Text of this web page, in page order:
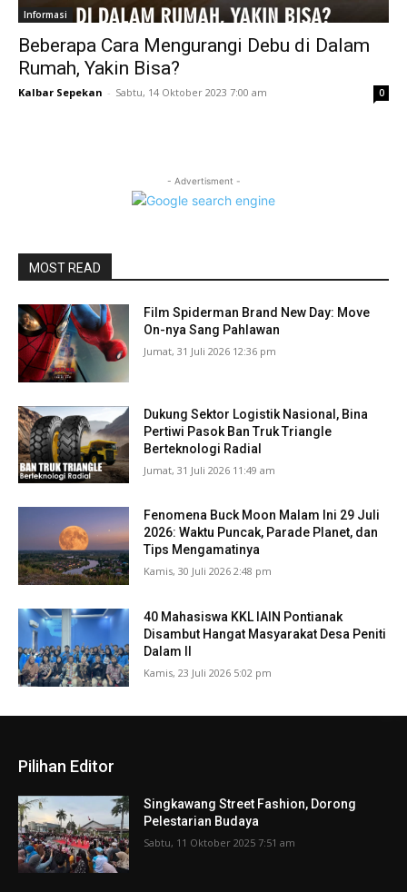
Informasi
Beberapa Cara Mengurangi Debu di Dalam
Rumah, Yakin Bisa?
Kalbar Sepekan - Sabtu, 14 Oktober 2023 7:00 am 0
- Advertisment -
MOST READ
Film Spiderman Brand New Day: Move
On-nya Sang Pahlawan
Jumat, 31 Juli 2026 12:36 pm
Dukung Sektor Logistik Nasional, Bina
Pertiwi Pasok Ban Truk Triangle
Berteknologi Radial
Jumat, 31 Juli 2026 11:49 am
Fenomena Buck Moon Malam Ini 29 Juli
2026: Waktu Puncak, Parade Planet, dan
Tips Mengamatinya
Kamis, 30 Juli 2026 2:48 pm
40 Mahasiswa KKL IAIN Pontianak
Disambut Hangat Masyarakat Desa Peniti
Dalam II
Kamis, 23 Juli 2026 5:02 pm
Pilihan Editor
Singkawang Street Fashion, Dorong
Pelestarian Budaya
Sabtu, 11 Oktober 2025 7:51 am